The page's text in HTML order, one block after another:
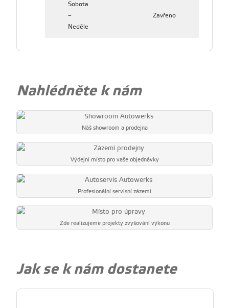
Sobota
–
Neděle
Zavřeno
Nahlédněte k nám
Náš showroom a prodejna
Výdejní místo pro vaše objednávky
Profesionální servisní zázemí
Zde realizujeme projekty zvyšování výkonu
Jak se k nám dostanete